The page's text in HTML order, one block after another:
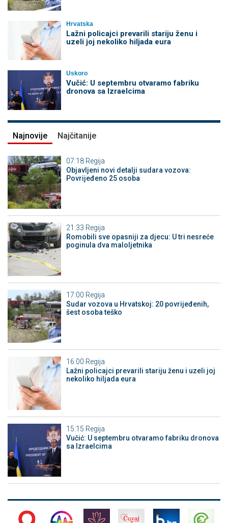
Hrvatska
Lažni policajci prevarili stariju ženu i
uzeli joj nekoliko hiljada eura
Uskoro
Vučić: U septembru otvaramo fabriku
dronova sa Izraelcima
Najnovije Najčitanije
07:18 Regija
Objavljeni novi detalji sudara vozova:
Povrijeđeno 25 osoba
21:33 Regija
Romobili sve opasniji za djecu: U tri nesreće
poginula dva maloljetnika
17:00 Regija
Sudar vozova u Hrvatskoj: 20 povrijeđenih,
šest osoba teško
16:00 Regija
Lažni policajci prevarili stariju ženu i uzeli joj
nekoliko hiljada eura
15:15 Regija
Vučić: U septembru otvaramo fabriku dronova
sa Izraelcima